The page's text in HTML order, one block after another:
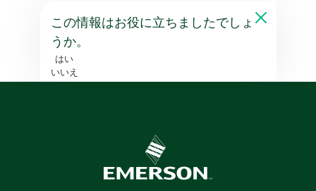
この情報はお役に立ちましたでしょ
うか。
はい
いいえ